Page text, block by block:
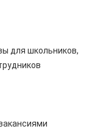
для школьников,